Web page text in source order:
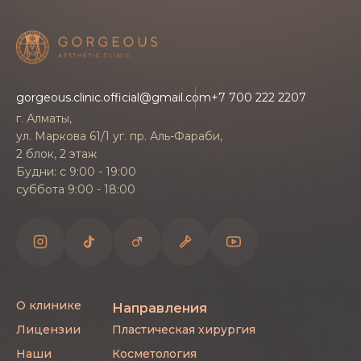
Запись
Записаться на консультацию и Липосакцию
зон тела можно через форму на сайте или по
телефону клиники Gorgeous в Алматы.
Администратор подберёт удобное время и
ответит на ваши вопросы.
gorgeous.clinic.official@gmail.com+7 700 222 2207
г. Алматы,
ул. Маркова 61/1 уг. пр. Аль-Фараби,
2 блок, 2 этаж
Будни: с 9:00 - 19:00
суббота 9:00 - 18:00
О клинике
Лицензии
Наши
Направления
Пластическая хирургия
Косметология